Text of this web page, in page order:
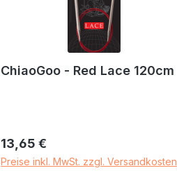
ChiaoGoo - Red Lace 120cm
Regulärer Preis:
13,65 €
Preise inkl. MwSt. zzgl. Versandkosten